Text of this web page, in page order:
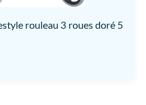
rouleau 3 roues doré 5